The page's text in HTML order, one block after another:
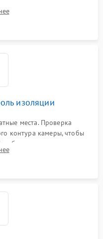
контактов и замена
изоляции
места. Проверка
контура камеры, чтобы
мебели и потерю тепла.
корпуса шкафа.